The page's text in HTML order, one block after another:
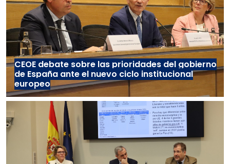
CEOE debate sobre las prioridades del gobierno
de España ante el nuevo ciclo institucional
europeo